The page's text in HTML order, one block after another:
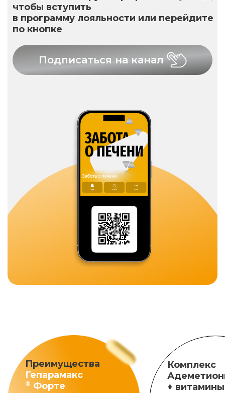
чтобы вступить
в программу лояльности или перейдите
по кнопке
Подписаться на канал
Преимущества
Гепарамакс
® Форте
Комплекс
+